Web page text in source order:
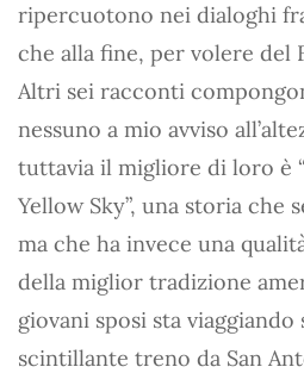
ripercuotono nei dialoghi
che alla fine, per volere del
Altri sei racconti
nessuno a mio avviso
tuttavia il migliore di loro è
Yellow Sky”, una storia che
ma che ha invece una
della miglior tradizione
giovani sposi sta
scintillante treno da San